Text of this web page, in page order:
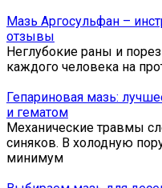
Мазь Аргосульфан –
отзывы
Неглубокие раны и
каждого человека на
Гепариновая мазь:
и гематом
Механические травмы
синяков. В холодную
минимум